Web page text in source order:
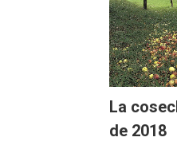
La
de 2018